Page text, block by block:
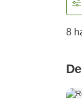
8